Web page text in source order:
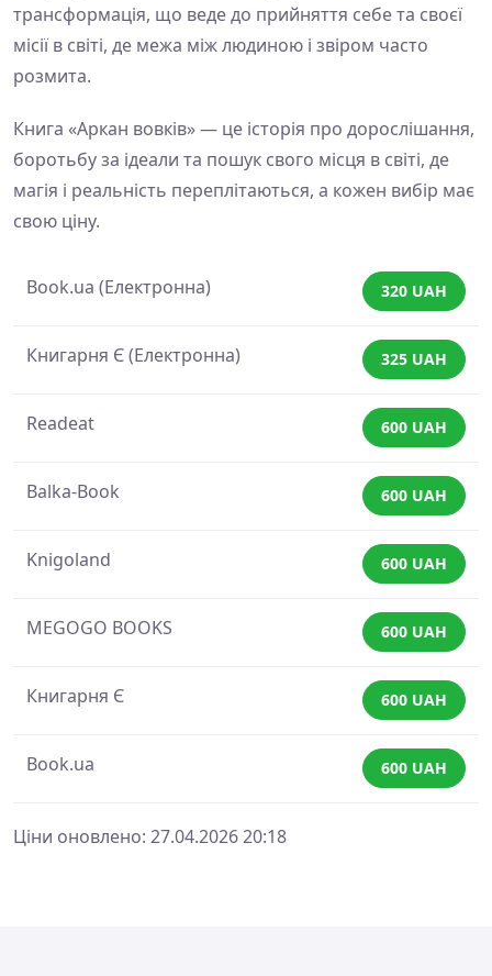
трансформація, що веде до прийняття себе та своєї
місії в світі, де межа між людиною і звіром часто
розмита.
Книга «Аркан вовків» — це історія про дорослішання,
боротьбу за ідеали та пошук свого місця в світі, де
магія і реальність переплітаються, а кожен вибір має
свою ціну.
Book.ua (Електронна) 320 UAH
Книгарня Є (Електронна) 325 UAH
Readeat 600 UAH
Balka-Book 600 UAH
Knigoland 600 UAH
MEGOGO BOOKS 600 UAH
Книгарня Є 600 UAH
Book.ua 600 UAH
Ціни оновлено: 27.04.2026 20:18